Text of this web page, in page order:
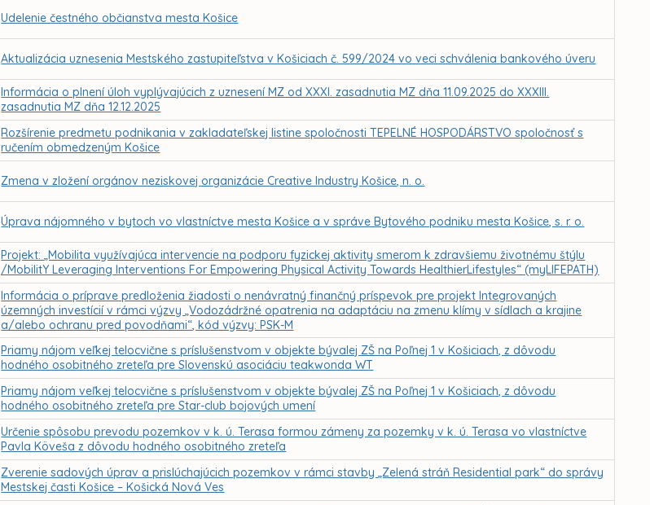
Udelenie čestného občianstva mesta Košice
Aktualizácia uznesenia Mestského zastupiteľstva v Košiciach č. 599/2024 vo veci schválenia bankového úveru
Informácia o plnení úloh vyplývajúcich z uznesení MZ od XXXI. zasadnutia MZ dňa 11.09.2025 do XXXIII.
zasadnutia MZ dňa 12.12.2025
Rozšírenie predmetu podnikania v zakladateľskej listine spoločnosti TEPELNÉ HOSPODÁRSTVO spoločnosť s
ručením obmedzeným Košice
Zmena v zložení orgánov neziskovej organizácie Creative Industry Košice, n. o.
Úprava nájomného v bytoch vo vlastníctve mesta Košice a v správe Bytového podniku mesta Košice, s. r. o.
Projekt: „Mobilita využívajúca intervencie na podporu fyzickej aktivity smerom k zdravšiemu životnému štýlu
/MobilitY Leveraging Interventions For Empowering Physical Activity Towards HealthierLifestyles“ (myLIFEPATH)
Informácia o príprave predloženia žiadosti o nenávratný finančný príspevok pre projekt Integrovaných
územných investícií v rámci výzvy „Vodozádržné opatrenia na adaptáciu na zmenu klímy v sídlach a krajine
a/alebo ochranu pred povodňami“, kód výzvy: PSK-M
Priamy nájom veľkej telocvične s príslušenstvom v objekte bývalej ZŠ na Poľnej 1 v Košiciach, z dôvodu
hodného osobitného zreteľa pre Slovenskú asociáciu teakwonda WT
Priamy nájom veľkej telocvične s príslušenstvom v objekte bývalej ZŠ na Poľnej 1 v Košiciach, z dôvodu
hodného osobitného zreteľa pre Star-club bojových umení
Určenie spôsobu prevodu pozemkov v k. ú. Terasa formou zámeny za pozemky v k. ú. Terasa vo vlastníctve
Pavla Köveša z dôvodu hodného osobitného zreteľa
Zverenie sadových úprav a prislúchajúcich pozemkov v rámci stavby „Zelená stráň Residential park“ do správy
Mestskej časti Košice – Košická Nová Ves